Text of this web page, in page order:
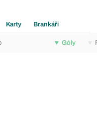
Karty Brankáři
Góly